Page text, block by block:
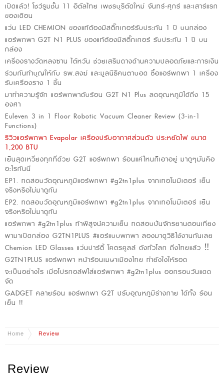
เปิดแล้ว! โชว์รูมชั้น 11 อิตัลไทย เพชรบุรีตัดใหม่ จันทร์-ศุกร์ และเสาร์แรก
ของเดือน
แว่น LED CHEMION ของแท้ต้องมีสติ๊กเกอร์รับประกัน 1 ปี บนกล่อง
แอร์พกพา G2T N1 PLUS ของแท้ต้องมีสติ๊กเกอร์ รับประกัน 1 ปี บน
กล่อง
เครื่องรางวัดหลงซาน ไต้หวัน ช่วยเสริมดางด้านความปลอดภัยและการเงิน
ร่วมกันทำบุญให้กับ รพ.สงฆ์ และมูลนิธิคนตาบอด ซื้อแอร์พกพา 1 เครื่อง
รับเครื่องราง 1 ชิ้น
มาทำความรู้จัก แอร์พกพาดับร้อน G2T N1 Plus ลดอุณหภูมิได้ถึง 15
องศา
Euleven 3 in 1 Floor Robotic Vacuum Cleaner Review (3-in-1
Functions)
รีวิวแอร์พกพา Evapolar เครื่องปรับอากาศส่วนตัว ประหยัดไฟ ขนาด
1,200 BTU
เย็นสุดเหวี่ยงทุกที่ด้วย G2T แอร์พกพา ร้อนแค่ไหนก็เอาอยู่ มาดูๆมันคือ
อะไรกันนี่
EP1. ทดสอบวัดอุณหภูมิแอร์พกพา #g2tn1plus จากเทอโมมิเตอร์ เย็น
จริงหรือไม่มาดูกัน
EP2. ทดสอบวัดอุณหภูมิแอร์พกพา #g2tn1plus จากเทอโมมิเตอร์ เย็น
จริงหรือไม่มาดูกัน
แอร์พกพา #g2tn1plus ท้าพิสูจน์ความเย็น ทดสอบปั่นจักรยานตอนเที่ยง
พามาเปิดกล่อง G2TN1PLUS #แอร์แบบพกพา ลองมาดูวิธีใช้งานกันเลย
Chemion LED Glasses แว่นปาร์ตี้ โคตรคูลล์ ดังทั่วโลก ถึงไทยแล้ว ‼️
G2TN1PLUS แอร์พกพา หน้าร้อนเมษาเมืองไทย ทำยังไงให้รอด
จะเป็นอย่างไร เมื่อโปรกอล์ฟใส่แอร์พกพา #g2tn1plus ออกรอบวันแดด
จัด
GADGET คลายร้อน แอร์พกพา G2T ปรับอุณหภูมิร่างกาย ได้ทั้ง ร้อน
เย็น !!
Home Review
Review